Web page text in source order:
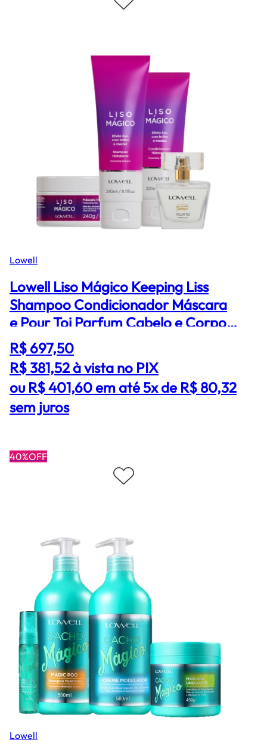
Lowell
Lowell Liso Mágico Keeping Liss
Shampoo Condicionador Máscara
e Pour Toi Parfum Cabelo e Corpo
(4 produtos)
R$ 697,50
R$ 381,52à vista no PIX
ou R$ 401,60 em até 5x de R$ 80,32
sem juros
40%OFF
Lowell